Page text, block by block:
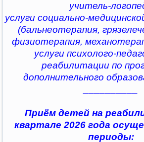
учитель-
услуги социально-
(бальнеотерапия,
физиотерапия,
услуги психолого-
реабилитации по
дополнительного
Приём детей на
квартале 2026 года
периоды: